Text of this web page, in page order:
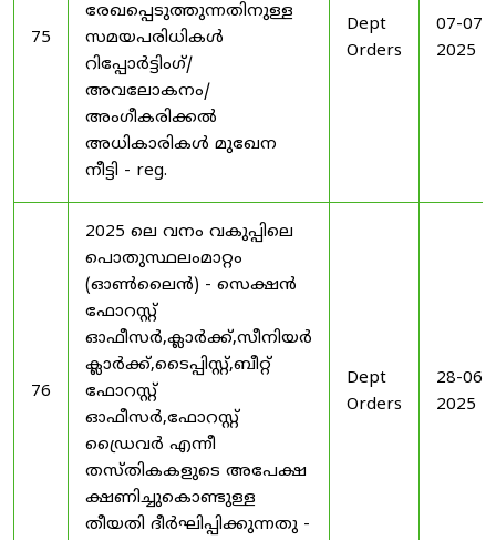
75
രേഖപ്പെടുത്തുന്നതിനുള്ള
സമയപരിധികൾ
റിപ്പോർട്ടിംഗ്/
അവലോകനം/
അംഗീകരിക്കൽ
അധികാരികൾ മുഖേന
നീട്ടി - reg.
Dept
Orders
07-07-
2025
76
2025 ലെ വനം വകുപ്പിലെ
പൊതുസ്ഥലംമാറ്റം
(ഓൺലൈൻ) - സെക്ഷൻ
ഫോറസ്റ്റ്
ഓഫീസർ,ക്ലാർക്ക്,സീനിയർ
ക്ലാർക്ക്,ടൈപ്പിസ്റ്റ്,ബീറ്റ്
ഫോറസ്റ്റ്
ഓഫീസർ,ഫോറസ്റ്റ്
ഡ്രൈവർ എന്നീ
തസ്തികകളുടെ അപേക്ഷ
ക്ഷണിച്ചുകൊണ്ടുള്ള
തീയതി ദീർഘിപ്പിക്കുന്നതു -
Dept
Orders
28-06-
2025